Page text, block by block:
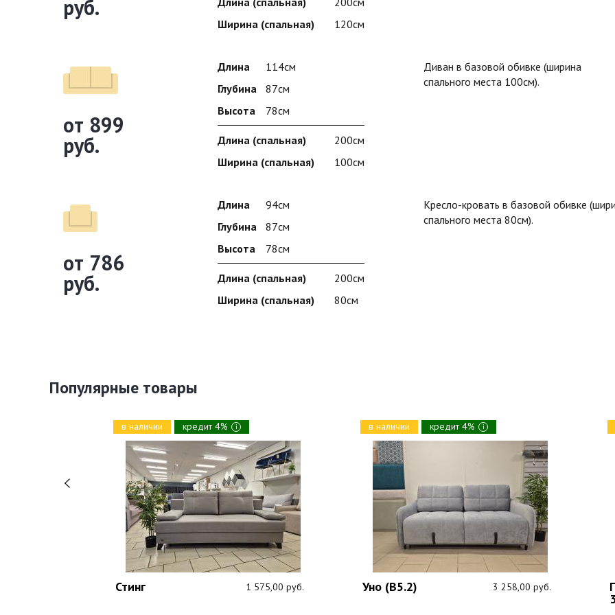
руб.
Ширина (спальная)
120см
от 899
руб.
Длина
114см
Глубина
87см
Высота
78см
Длина (спальная)
200см
Ширина (спальная)
100см
Диван в базовой обивке (ширина
спального места 100см).
от 786
руб.
Длина
94см
Глубина
87см
Высота
78см
Длина (спальная)
200см
Ширина (спальная)
80см
Кресло-кровать в базовой обивке
спального места 80см).
Популярные товары
в наличии кредит 4% i
Стинг 1 575,00 руб.
в наличии кредит 4% i
Уно (В5.2) 3 258,00 руб.